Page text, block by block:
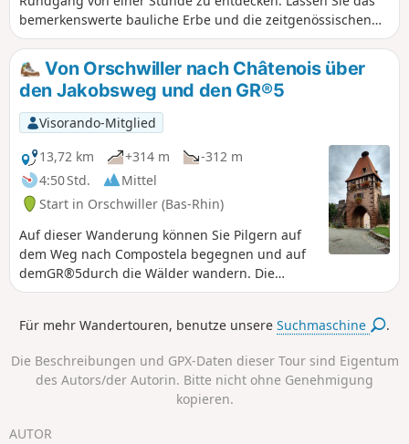
bemerkenswerte bauliche Erbe und die zeitgenössischen
Kunstwerke, die im ganzen Dorf verteilt sind, auf sich
wirken.Von Orschwiller nach Châtenois über
den Jakobsweg und den GR®5
Visorando-Mitglied
13,72 km
+314 m
-312 m
4:50 Std.
Mittel
Start in Orschwiller (Bas-Rhin)
Auf dieser Wanderung können Sie Pilgern auf
dem Weg nach Compostela begegnen und auf
demGR®5durch die Wälder wandern. Die
Orientierung ist kein Problem, alle Wege sind
zur Burg Haut Koenigsbourg.
Für mehr Wandertouren, benutze unsereSuchmaschine .
Die Beschreibungen und GPX-Daten dieser Tour sind Eigentum
des Autors/der Autorin. Bitte nicht ohne Genehmigung
kopieren.
AUTOR